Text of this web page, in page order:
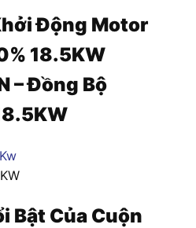
Động Motor
18.5KW
– Đồng Bộ
Bật Của Cuộn